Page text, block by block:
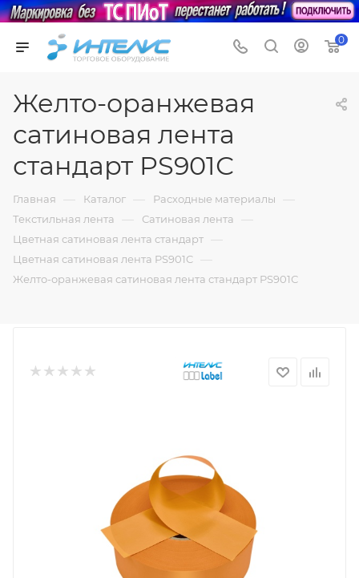
0
Желто-оранжевая
сатиновая лента
стандарт PS901С
Главная — Каталог — Расходные материалы —
Текстильная лента — Сатиновая лента —
Цветная сатиновая лента стандарт —
Цветная сатиновая лента PS901C —
Желто-оранжевая сатиновая лента стандарт PS901С